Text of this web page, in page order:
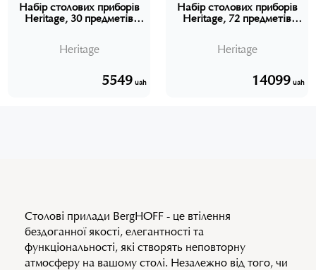
Набір столових приборів
Heritage, 30 предметів
Heritage
5549 uah
Набір столових приборів
Heritage, 72 предметів
Heritage
14099 uah
Столові прилади BergHOFF - це втілення
бездоганної якості, елегантності та
функціональності, які створять неповторну
атмосферу на вашому столі. Незалежно від того, чи